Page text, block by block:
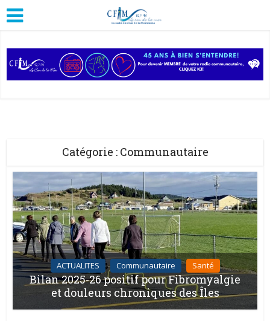
Catégorie : Communautaire
ACTUALITES Communautaire Santé
Bilan 2025-26 positif pour Fibromyalgie
et douleurs chroniques des Îles